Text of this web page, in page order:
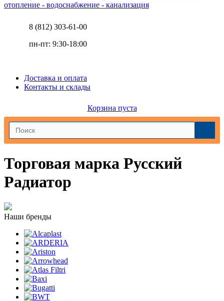
отопление - водоснабжение - канализация
8 (812) 303-61-00
пн-пт: 9:30-18:00
Доставка и оплата
Контакты и склады
Корзина пуста
Торговая марка Русский
Радиатор
Наши бренды